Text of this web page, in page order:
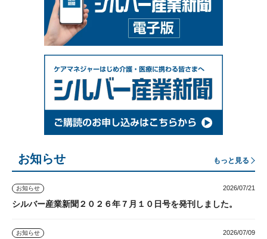
お知らせ もっと見る
お知らせ 2026/07/21
シルバー産業新聞２０２６年７月１０日号を発刊しました。
お知らせ 2026/07/09